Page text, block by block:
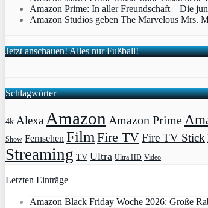
Amazon Prime: In aller Freundschaft – Die
Amazon Studios geben The Marvelous Mrs.
Jetzt anschauen! Alles nur Fußball!
Schlagwörter
4k AlexaAmazon Amazon Prime
Show Fernsehen FilmFire TVFire TV Stick
Streaming TV Ultra Ultra HD Video
Letzten Einträge
Amazon Black Friday Woche 2026: Große